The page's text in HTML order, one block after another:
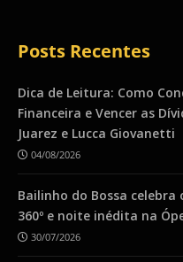
Posts Recentes
Dica de Leitura: Como
Financeira e Vencer as
Juarez e Lucca Giovanetti
04/08/2026
Bailinho do Bossa celebra
360º e noite inédita na
30/07/2026